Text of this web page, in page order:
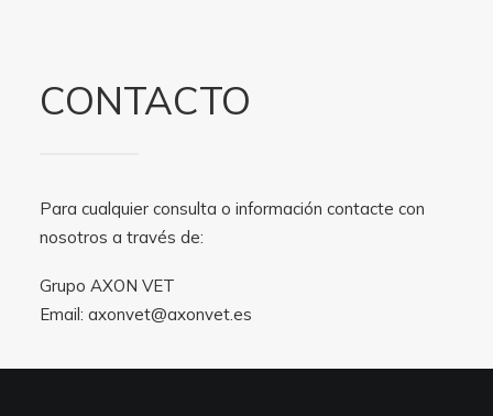
CONTACTO
Para cualquier consulta o información contacte con
nosotros a través de:
Grupo AXON VET
Email: axonvet@axonvet.es